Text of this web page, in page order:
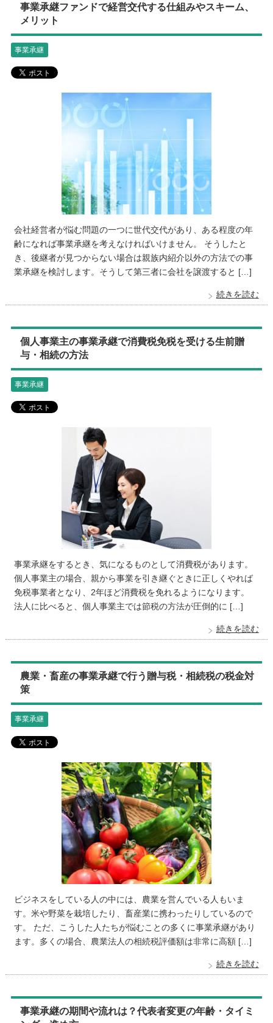
事業承継ファンドで経営交代する仕組みやスキーム、
メリット
事業承継
会社経営者が悩む問題の一つに世代交代があり、ある程度の年
齢になれば事業承継を考えなければいけません。 そうしたと
き、後継者が見つからない場合は親族内紹介以外の方法での事
業承継を検討します。そうして第三者に会社を譲渡すると […]
続きを読む
個人事業主の事業承継で消費税免税を受ける生前贈
与・相続の方法
事業承継
事業承継をするとき、気になるものとして消費税があります。
個人事業主の場合、親から事業を引き継ぐときに正しくやれば
免税事業者となり、2年ほど消費税を免れるようになります。
法人に比べると、個人事業主では節税の方法が圧倒的に […]
続きを読む
農業・畜産の事業承継で行う贈与税・相続税の税金対
策
事業承継
ビジネスをしている人の中には、農業を営んでいる人もいま
す。米や野菜を栽培したり、畜産業に携わったりしているので
す。 ただ、こうした人たちが悩むことの多くに事業承継があり
ます。多くの場合、農業法人の相続税評価額は非常に高額 […]
続きを読む
事業承継の期間や流れは？代表者変更の年齢・タイミ